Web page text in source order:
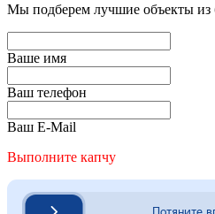
Мы подберем лучшие объекты из
Ваше имя
Ваш телефон
Ваш E-Mail
Выполните капчу